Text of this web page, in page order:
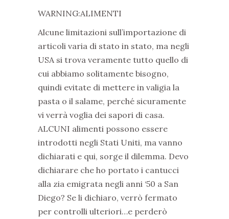
WARNING:ALIMENTI
Alcune limitazioni sull’importazione di
articoli varia di stato in stato, ma negli
USA si trova veramente tutto quello di
cui abbiamo solitamente bisogno,
quindi evitate di mettere in valigia la
pasta o il salame, perché sicuramente
vi verrà voglia dei sapori di casa.
ALCUNI alimenti possono essere
introdotti negli Stati Uniti, ma vanno
dichiarati e qui, sorge il dilemma. Devo
dichiarare che ho portato i cantucci
alla zia emigrata negli anni ‘50 a San
Diego? Se li dichiaro, verrò fermato
per controlli ulteriori…e perderò